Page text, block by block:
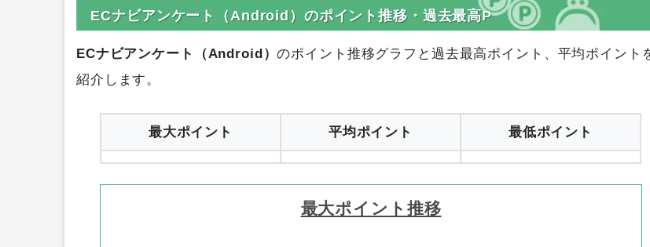
ECナビアンケート（Android）
のポイント推移グラフと過去最高ポイント、平均ポイントを
平均ポイント